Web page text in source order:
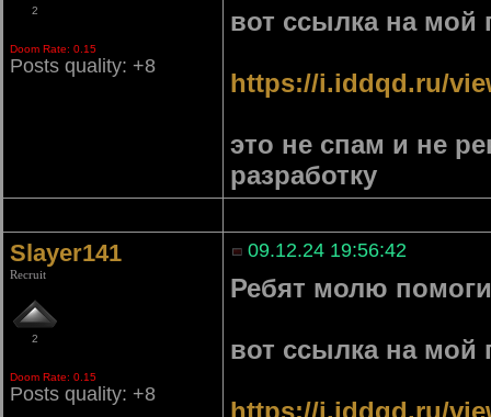
2
Doom Rate: 0.15
Posts quality: +8
вот ссылка на мой
https://i.iddqd.ru/
это не спам и не
разработку
Slayer141
Recruit
2
Doom Rate: 0.15
Posts quality: +8
09.12.24 19:56:42
Ребят молю
вот ссылка на мой
https://i.iddqd.ru/